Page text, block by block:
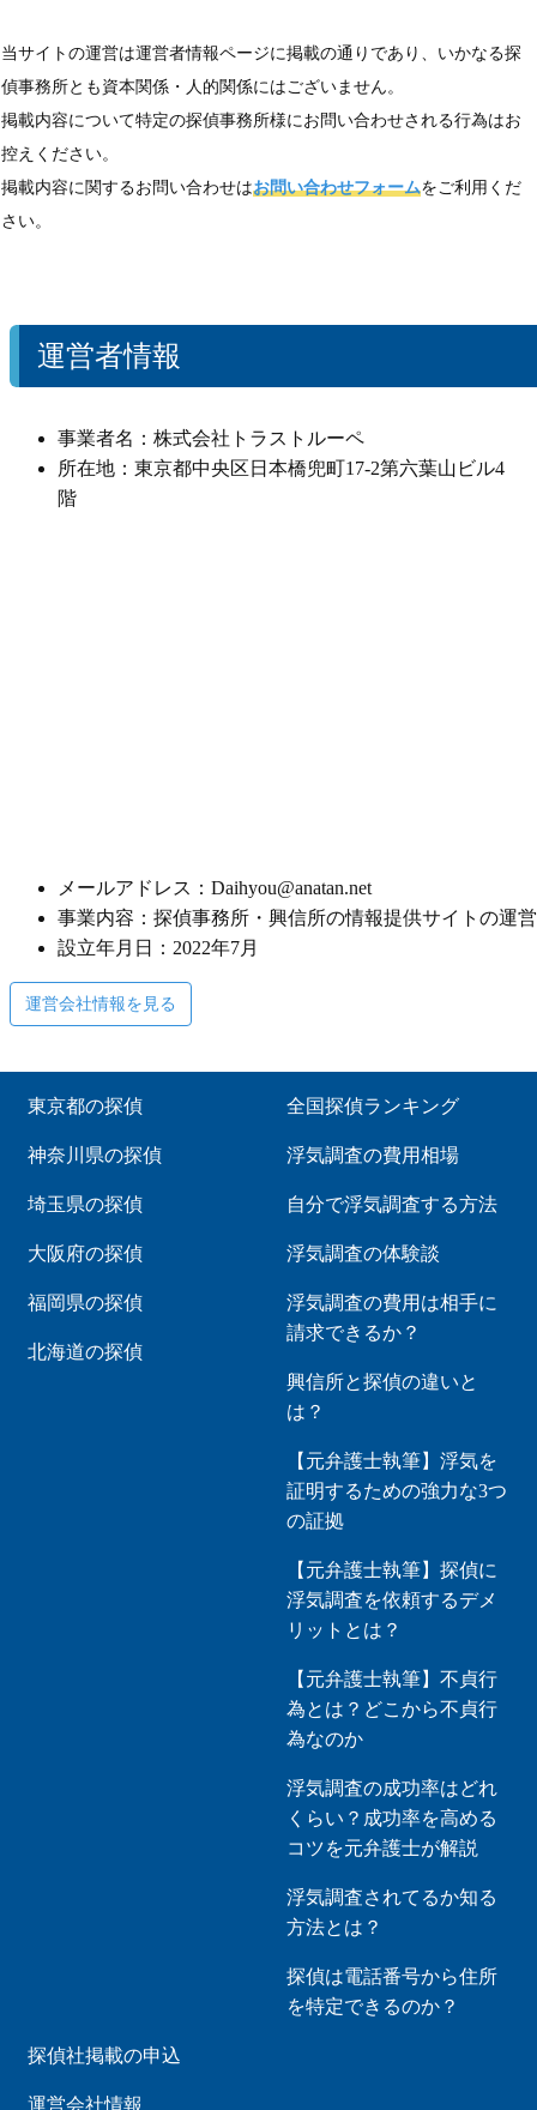
当サイトの運営は運営者情報ページに掲載の通りであり、いかなる探
偵事務所とも資本関係・人的関係にはございません。
掲載内容について特定の探偵事務所様にお問い合わせされる行為はお
控えください。
掲載内容に関するお問い合わせはお問い合わせフォームをご利用くだ
さい。
運営者情報
事業者名：株式会社トラストルーペ
所在地：東京都中央区日本橋兜町17-2第六葉山ビル4
メールアドレス：Daihyou@anatan.net
事業内容：探偵事務所・興信所の情報提供サイトの運営
設立年月日：2022年7月
運営会社情報を見る
東京都の探偵
神奈川県の探偵
埼玉県の探偵
大阪府の探偵
福岡県の探偵
北海道の探偵
全国探偵ランキング
浮気調査の費用相場
自分で浮気調査する方法
浮気調査の体験談
浮気調査の費用は相手に
請求できるか？
興信所と探偵の違いと
は？
【元弁護士執筆】浮気を
証明するための強力な3つ
の証拠
【元弁護士執筆】探偵に
浮気調査を依頼するデメ
リットとは？
【元弁護士執筆】不貞行
為とは？どこから不貞行
為なのか
浮気調査の成功率はどれ
くらい？成功率を高める
コツを元弁護士が解説
浮気調査されてるか知る
方法とは？
探偵は電話番号から住所
を特定できるのか？
探偵社掲載の申込
運営会社情報